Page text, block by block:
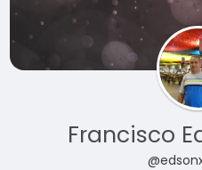
Francisco